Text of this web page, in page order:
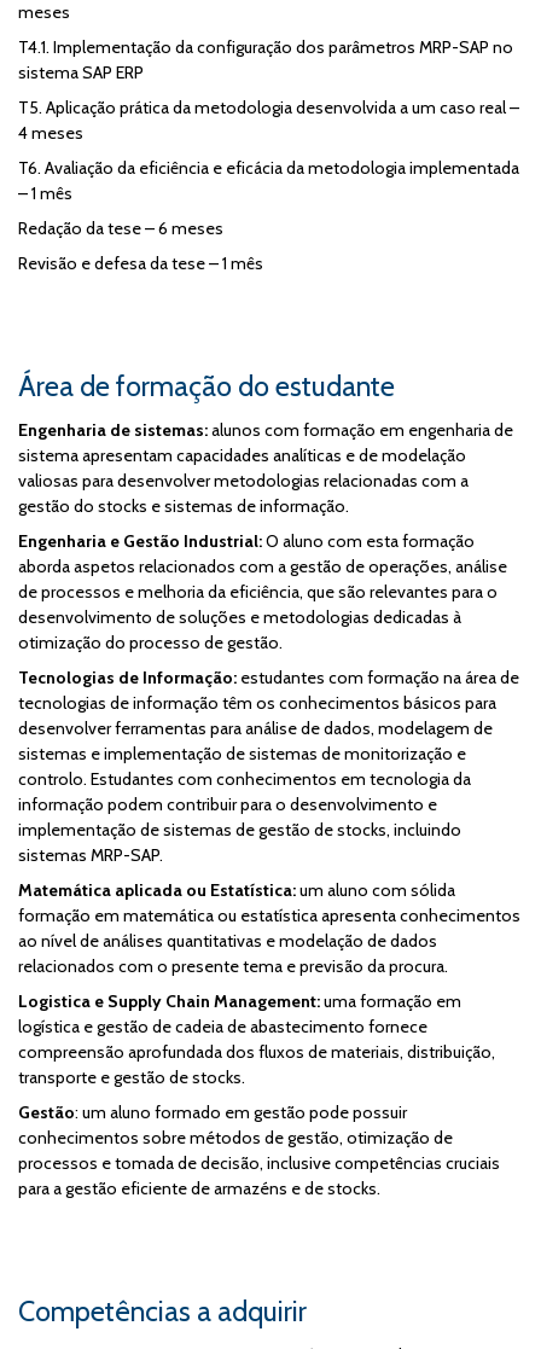
meses
T4.1. Implementação da configuração dos parâmetros MRP-SAP no
sistema SAP ERP
T5. Aplicação prática da metodologia desenvolvida a um caso real –
4 meses
T6. Avaliação da eficiência e eficácia da metodologia implementada
– 1 mês
Redação da tese – 6 meses
Revisão e defesa da tese – 1 mês
Área de formação do estudante
Engenharia de sistemas:alunos com formação em engenharia de
sistema apresentam capacidades analíticas e de modelação
valiosas para desenvolver metodologias relacionadas com a
gestão do stocks e sistemas de informação.
Engenharia e Gestão Industrial:O aluno com esta formação
aborda aspetos relacionados com a gestão de operações, análise
de processos e melhoria da eficiência, que são relevantes para o
desenvolvimento de soluções e metodologias dedicadas à
otimização do processo de gestão.
Tecnologias de Informação: estudantes com formação na área de
tecnologias de informação têm os conhecimentos básicos para
desenvolver ferramentas para análise de dados, modelagem de
sistemas e implementação de sistemas de monitorização e
controlo. Estudantes com conhecimentos em tecnologia da
informação podem contribuir para o desenvolvimento e
implementação de sistemas de gestão de stocks, incluindo
sistemas MRP-SAP.
Matemática aplicada ou Estatística:um aluno com sólida
formação em matemática ou estatística apresenta conhecimentos
ao nível de análises quantitativas e modelação de dados
relacionados com o presente tema e previsão da procura.
Logistica e Supply Chain Management:uma formação em
logística e gestão de cadeia de abastecimento fornece
compreensão aprofundada dos fluxos de materiais, distribuição,
transporte e gestão de stocks.
Gestão: um aluno formado em gestão pode possuir
conhecimentos sobre métodos de gestão, otimização de
processos e tomada de decisão, inclusive competências cruciais
para a gestão eficiente de armazéns e de stocks.
Competências a adquirir